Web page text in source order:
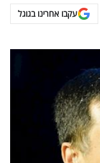
עקבו אחרינו בגוגל